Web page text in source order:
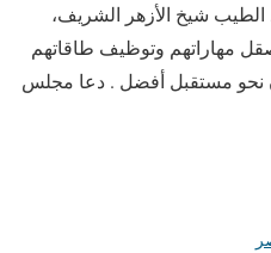
الطيب شيخ الأزهر الشريف،
مهاراتهم وتوظيف طاقاتهم
نحو مستقبل أفضل . دعا مجلس